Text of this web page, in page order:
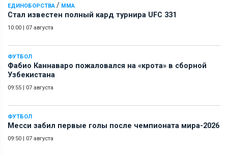
ЕДИНОБОРСТВА / ММА
Стал известен полный кард турнира UFC 331
10:00 | 07 августа
ФУТБОЛ
Фабио Каннаваро пожаловался на «крота» в сборной
Узбекистана
09:55 | 07 августа
ФУТБОЛ
Месси забил первые голы после чемпионата мира-2026
09:50 | 07 августа